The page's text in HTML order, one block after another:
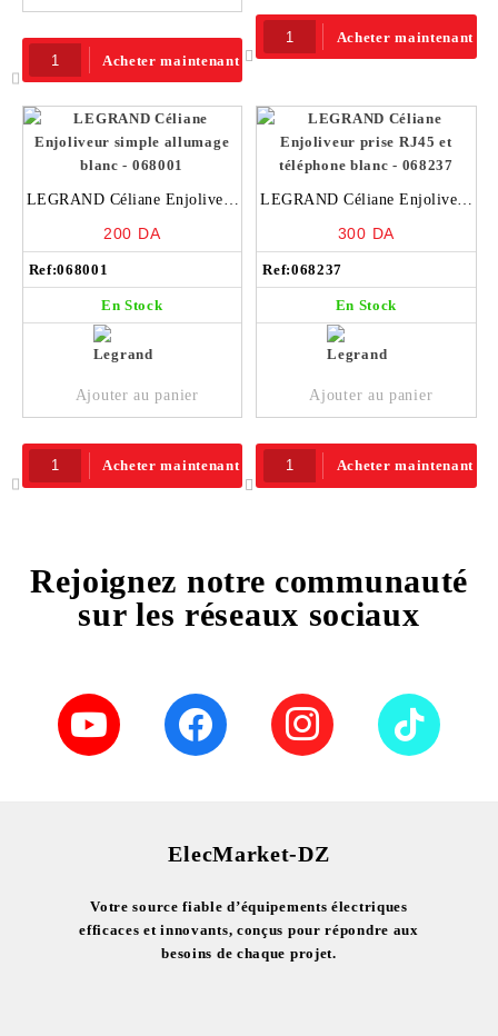
Acheter maintenant
Acheter maintenant
LEGRAND Céliane Enjoliveur
200 DA
Ref:068001
En Stock
Ajouter au panier
Acheter maintenant
LEGRAND Céliane Enjoliveur
300 DA
Ref:068237
En Stock
Ajouter au panier
Acheter maintenant
Rejoignez notre communauté
sur les réseaux sociaux
ElecMarket-DZ
Votre source fiable d’équipements électriques
efficaces et innovants, conçus pour répondre aux
besoins de chaque projet.